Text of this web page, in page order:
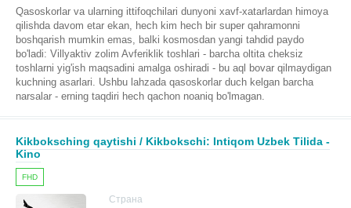
Qasoskorlar va ularning ittifoqchilari dunyoni xavf-xatarlardan himoya
qilishda davom etar ekan, hech kim hech bir super qahramonni
boshqarish mumkin emas, balki kosmosdan yangi tahdid paydo
bo'ladi: Villyaktiv zolim Avferiklik toshlari - barcha oltita cheksiz
toshlarni yig'ish maqsadini amalga oshiradi - bu aql bovar qilmaydigan
kuchning asarlari. Ushbu lahzada qasoskorlar duch kelgan barcha
narsalar - erning taqdiri hech qachon noaniq bo'lmagan.
Kikboksching qaytishi / Kikbokschi: Intiqom Uzbek Tilida -
Kino
FHD
Страна